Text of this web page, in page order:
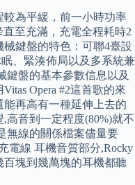
為平緩，前一小時功率
至充滿，充電全程耗時2
鍵盤的特色：可聯4臺設
、緊湊佈局以及多系統兼
鍵盤的基本參數信息以及
Opera #2這首歌的來
再高有一種延伸上去的
高音到一定程度(80%)就不
無線的關係檔案儘量要
電線 耳機音質部分,Rocky
塊到幾萬塊的耳機都聽